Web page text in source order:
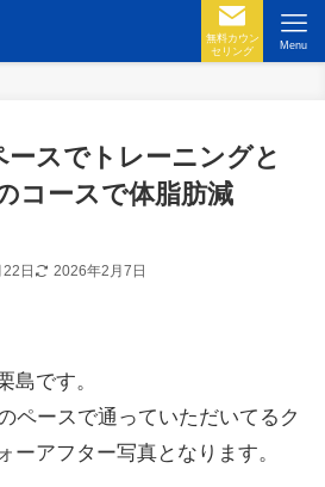
無料カウン
セリング
Menu
ースでトレーニングと
コースで体脂肪減
日 2026年2月7日
島です。
ペースで通っていただいてるク
ーアフター写真となります。